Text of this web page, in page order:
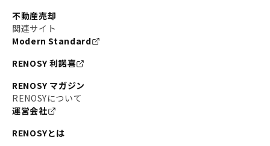
不動産売却
関連サイト
Modern Standard
RENOSY 利諾喜
RENOSY マガジン
RENOSYについて
運営会社
RENOSYとは